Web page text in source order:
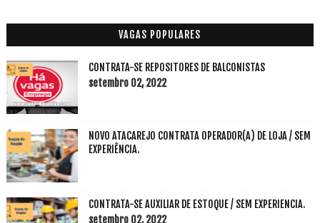
VAGAS POPULARES
CONTRATA-SE REPOSITORES DE BALCONISTAS
setembro 02, 2022
NOVO ATACAREJO CONTRATA OPERADOR(A) DE LOJA / SEM
EXPERIÊNCIA.
CONTRATA-SE AUXILIAR DE ESTOQUE / SEM EXPERIENCIA.
setembro 02, 2022